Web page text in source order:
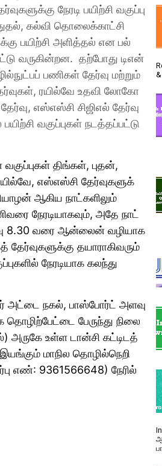
நேரடி பயிற்சி வகுப்​பு​
கல்வி தொலைக்​காட்சி
பயிற்சி அளித்​தல் என பல்​
வரு​கின்​றன. தற்​போது டிஎன்​
பணி​கள் தேர்வு மற்​றும்
ரயில்வே உதவி லோகோ
எஸ்​எஸ்சி சிஜிஎல் தேர்வு
வகுப்​பு​கள் நடத்​தப்​பட்டு
வகுப்​பு​கள் திங்​கள், புதன்,
எஸ்​எஸ்சி தேர்​வு​களுக்​
ஆகிய நாட்​களிலும்
நேரடி​யாக​வும், அதே நாட்​
8.30 வரை ஆன்​லைன் வழி​யாக​
தேர்​வு​களுக்கு தயா​ராகிவரும்
நேரடி​யாக கலந்​து​
அட்டை நகல், பாஸ்​போர்ட் அளவு
தொழிற்​பேட்டை பேருந்து நிலை​
அருகே உள்ள டான்சி கட்​டிடத்​
மாநில தொழில்​நெறி
எண்: 9361566648) நேரில்​